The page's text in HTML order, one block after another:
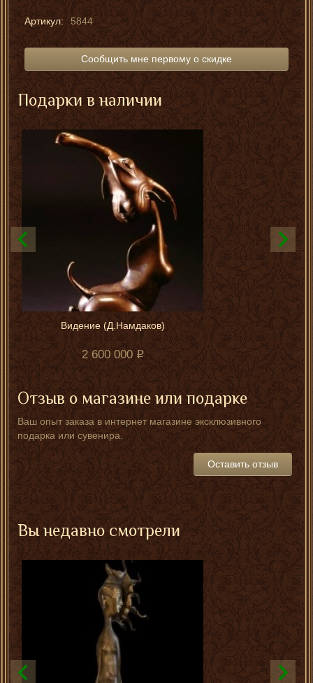
Артикул: 5844
Сообщить мне первому о скидке
Подарки в наличии
Видение (Д.Намдаков)
2 600 000
Отзыв о магазине или подарке
Ваш опыт заказа в интернет магазине эксклюзивного
подарка или сувенира.
Оставить отзыв
Вы недавно смотрели